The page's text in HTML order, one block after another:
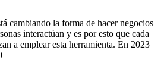
cambiando la forma de hacer negocios
interactúan y es por esto que cada
a emplear esta herramienta. En 2023